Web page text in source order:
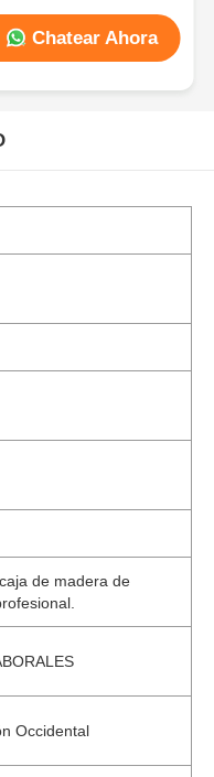
Chatear Ahora
de madera de
Occidental